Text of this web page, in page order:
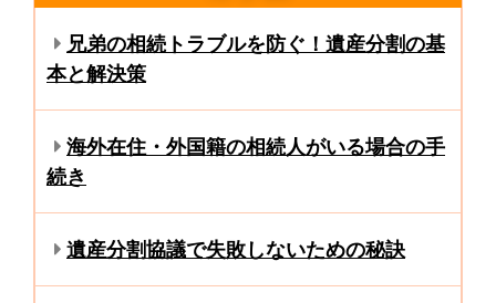
兄弟の相続トラブルを防ぐ！遺産分割の基
本と解決策
海外在住・外国籍の相続人がいる場合の手
続き
遺産分割協議で失敗しないための秘訣